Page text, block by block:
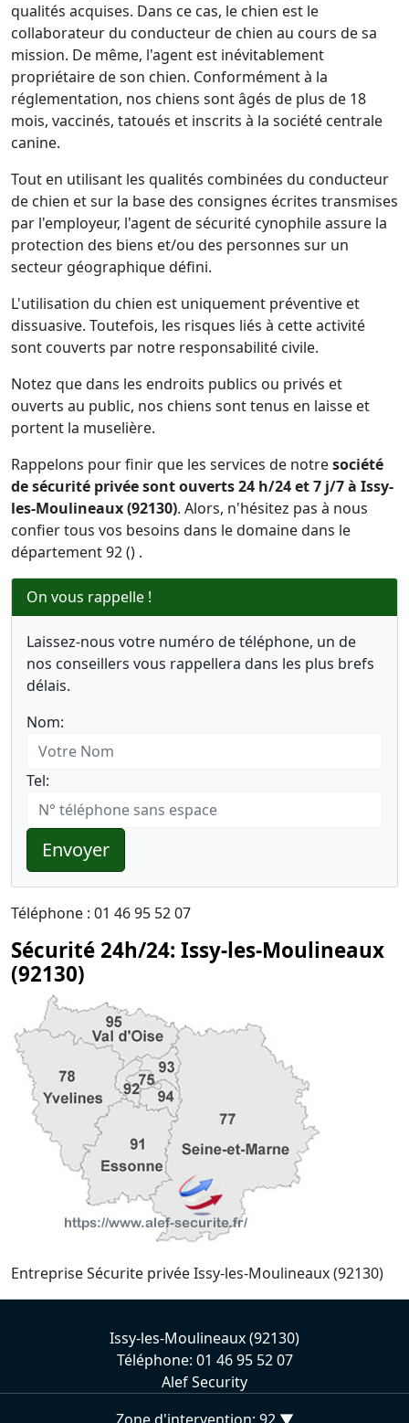
qualités acquises. Dans ce cas, le chien est le
collaborateur du conducteur de chien au cours de sa
mission. De même, l'agent est inévitablement
propriétaire de son chien. Conformément à la
réglementation, nos chiens sont âgés de plus de 18
mois, vaccinés, tatoués et inscrits à la société centrale
canine.
Tout en utilisant les qualités combinées du conducteur
de chien et sur la base des consignes écrites transmises
par l'employeur, l'agent de sécurité cynophile assure la
protection des biens et/ou des personnes sur un
secteur géographique défini.
L'utilisation du chien est uniquement préventive et
dissuasive. Toutefois, les risques liés à cette activité
sont couverts par notre responsabilité civile.
Notez que dans les endroits publics ou privés et
ouverts au public, nos chiens sont tenus en laisse et
portent la muselière.
Rappelons pour finir que les services de notresociété
de sécurité privée sont ouverts 24 h/24 et 7 j/7 à Issy-
les-Moulineaux (92130). Alors, n'hésitez pas à nous
confier tous vos besoins dans le domaine dans le
département 92 () .
On vous rappelle !
Laissez-nous votre numéro de téléphone, un de
nos conseillers vous rappellera dans les plus brefs
délais.
Nom:
Tel:
Envoyer
Téléphone : 01 46 95 52 07
Sécurité 24h/24: Issy-les-Moulineaux
(92130)
Entreprise Sécurite privée Issy-les-Moulineaux (92130)
Issy-les-Moulineaux (92130)
Téléphone: 01 46 95 52 07
Alef Security